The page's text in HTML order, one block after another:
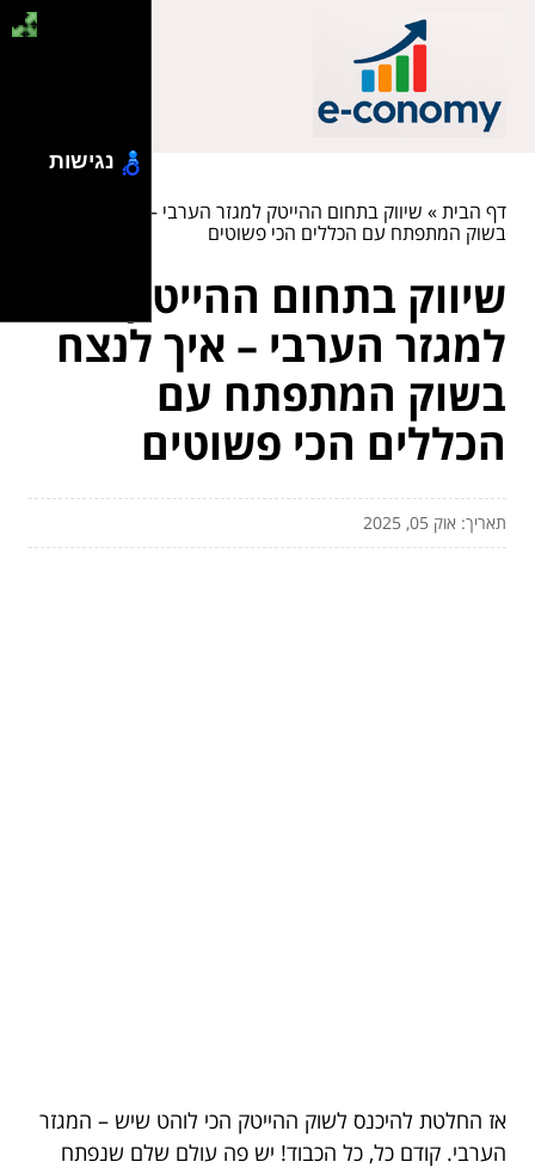
דף הבית» שיווק בתחום ההייטק למגזר הערבי – איך לנצח
בשוק המתפתח עם הכללים הכי פשוטים
שיווק בתחום ההייטק
למגזר הערבי – איך לנצח
בשוק המתפתח עם
הכללים הכי פשוטים
תאריך: אוק 05, 2025
אז החלטת להיכנס לשוק ההייטק הכי לוהט שיש – המגזר
הערבי. קודם כל, כל הכבוד! יש פה עולם שלם שנפתח
נגישות